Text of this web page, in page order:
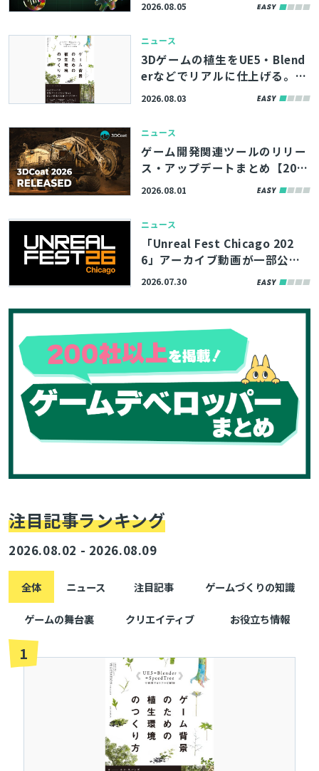
着100名まで参加者募集中
2026.08.05
ニュース
3Dゲームの植生をUE5・Blend
erなどでリアルに仕上げる。書
籍『ゲーム背景のための植生環
2026.08.03
ニュース
ゲーム開発関連ツールのリリー
ス・アップデートまとめ【202
6/8/1】
2026.08.01
ニュース
「Unreal Fest Chicago 202
6」アーカイブ動画が一部公
開。UE5.8の新機能やバージョ
介、モバイルゲームのパフォー
マンス最適化解説など
2026.07.30
注目記事ランキング
2026.08.02 - 2026.08.09
全体 ニュース 注目記事 ゲームづくりの知識
ゲームの舞台裏 クリエイティブ お役立ち情報
1